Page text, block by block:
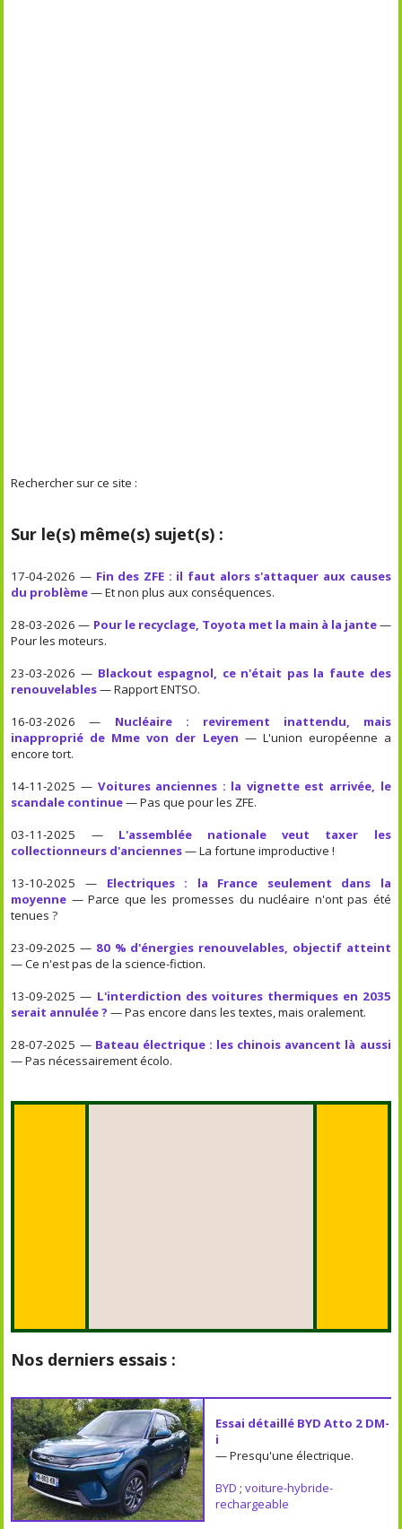
Rechercher sur ce site :
Sur le(s) même(s) sujet(s) :
17-04-2026 — Fin des ZFE : il faut alors s'attaquer aux causes
du problème— Et non plus aux conséquences.
28-03-2026 — Pour le recyclage, Toyota met la main à la jante—
Pour les moteurs.
23-03-2026 — Blackout espagnol, ce n'était pas la faute des
renouvelables— Rapport ENTSO.
16-03-2026 — Nucléaire : revirement inattendu, mais
inapproprié de Mme von der Leyen — L'union européenne a
encore tort.
14-11-2025 — Voitures anciennes : la vignette est arrivée, le
scandale continue— Pas que pour les ZFE.
03-11-2025 — L'assemblée nationale veut taxer les
collectionneurs d'anciennes— La fortune improductive !
13-10-2025 — Electriques : la France seulement dans la
moyenne — Parce que les promesses du nucléaire n'ont pas été
tenues ?
23-09-2025 — 80 % d'énergies renouvelables, objectif atteint
— Ce n'est pas de la science-fiction.
13-09-2025 — L'interdiction des voitures thermiques en 2035
serait annulée ? — Pas encore dans les textes, mais oralement.
28-07-2025 — Bateau électrique : les chinois avancent là aussi
— Pas nécessairement écolo.
Nos derniers essais :
Essai détaillé BYD Atto 2 DM-
i
— Presqu'une électrique.
BYD ; voiture-hybride-
rechargeable